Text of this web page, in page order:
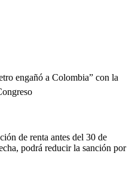
engañó a Colombia” con la
de renta antes del 30 de
podrá reducir la sanción por